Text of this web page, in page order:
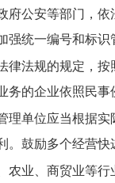
府公安等部门，
强统一编号和标
律法规的规定，
务的企业依照民
单位应当根据实
。鼓励多个经营
业、商贸业等行